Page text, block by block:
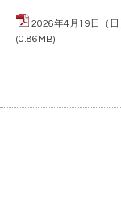
2026年4月19日（
(0.86MB)